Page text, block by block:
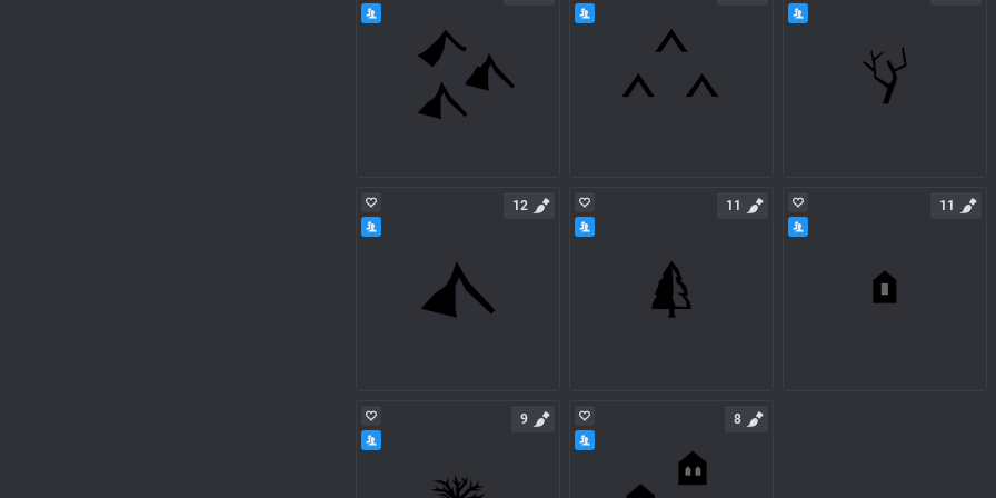
12 11 11
9 8